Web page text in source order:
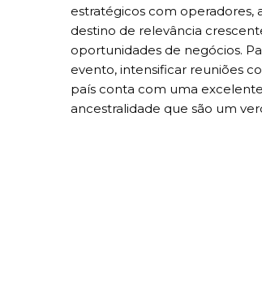
estratégicos com operadores,
destino de relevância
oportunidades de negócios.
evento, intensificar reuniões
país conta com uma
ancestralidade que são um